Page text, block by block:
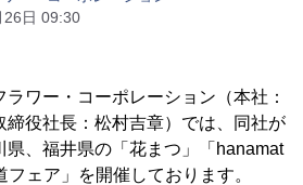
26日 09:30
ワー・コーポレーション（本社：
締役社長：松村吉章）では、同社が
県、福井県の「花まつ」「hanamat
ェア」を開催しております。